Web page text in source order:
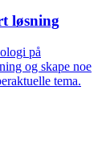
løsning
på
og skape noe
tema.